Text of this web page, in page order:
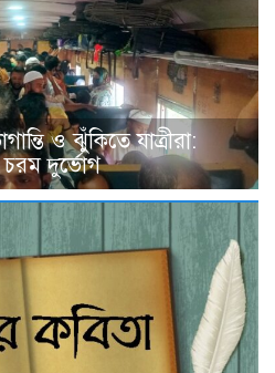
ও ঝুঁকিতে যাত্রীরা:
চরম দুর্ভোগ